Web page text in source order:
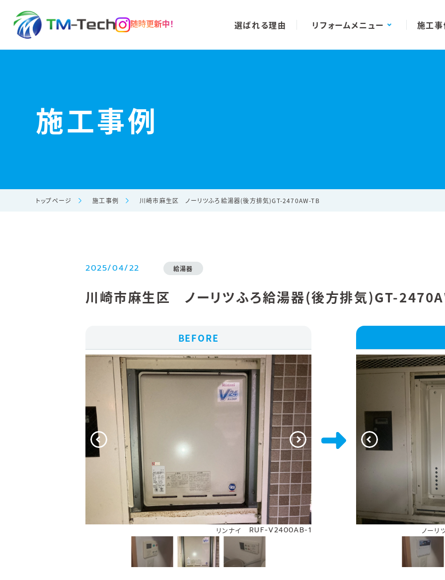
随時更新中！ 選ばれる理由 リフォームメニュー 施工
施工事例
トップページ 施工事例 川崎市麻生区 ノーリツふろ給湯器(後方排気)GT-2470AW-TB
2025/04/22 給湯器
川崎市麻生区 ノーリツふろ給湯器(後方排気)GT-
BEFORE
リンナイ RUF-V2400AB-1 ノーリ